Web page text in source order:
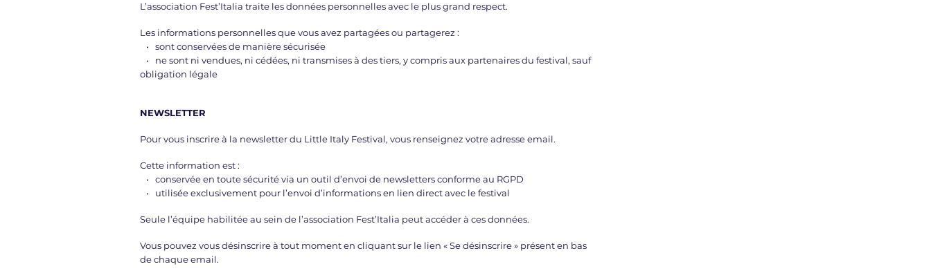
L’association Fest’Italia traite les données personnelles avec le plus grand respect.
Les informations personnelles que vous avez partagées ou partagerez :
• sont conservées de manière sécurisée
• ne sont ni vendues, ni cédées, ni transmises à des tiers, y compris aux partenaires du festival, sauf
obligation légale
NEWSLETTER
Pour vous inscrire à la newsletter du Little Italy Festival, vous renseignez votre adresse email.
Cette information est :
• conservée en toute sécurité via un outil d’envoi de newsletters conforme au RGPD
• utilisée exclusivement pour l’envoi d’informations en lien direct avec le festival
Seule l’équipe habilitée au sein de l’association Fest’Italia peut accéder à ces données.
Vous pouvez vous désinscrire à tout moment en cliquant sur le lien « Se désinscrire » présent en bas
de chaque email.